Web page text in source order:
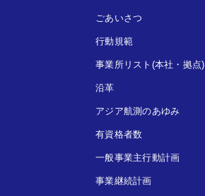
ごあいさつ
行動規範
事業所リスト(本社・拠点)
沿革
アジア航測のあゆみ
有資格者数
一般事業主行動計画
事業継続計画